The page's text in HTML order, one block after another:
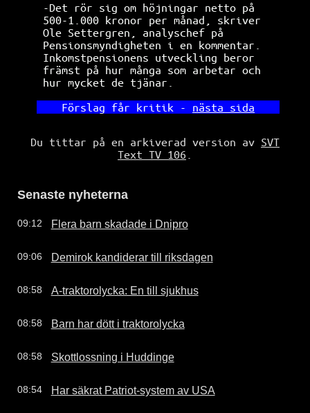
-Det rör sig om höjningar netto på
500-1.000 kronor per månad, skriver
Ole Settergren, analyschef på
Pensionsmyndigheten i en kommentar.
Inkomstpensionens utveckling beror
främst på hur många som arbetar och
hur mycket de tjänar.
  Förslag får kritik -
nästa sida
Du tittar på en arkiverad version av SVT
Text TV 106
Senaste nyheterna
09:12 Flera barn skadade i Dnipro
09:06 Demirok kandiderar till riksdagen
08:58 A-traktorolycka: En till sjukhus
08:58 Barn har dött i traktorolycka
08:58 Skottlossning i Huddinge
08:54 Har säkrat Patriot-system av USA